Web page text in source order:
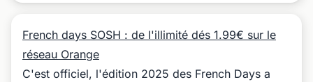
French days SOSH : de l'illimité dés 1.99€ sur le
réseau Orange
C'est officiel, l'édition 2025 des French Days a